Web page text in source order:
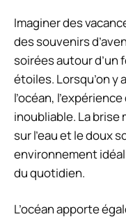
Imaginer des
des souvenirs
soirées autour d’un
étoiles. Lorsqu’on y
l’océan,
inoubliable. La brise
sur l’eau et le doux
environnement
du quotidien.
L’océan apporte